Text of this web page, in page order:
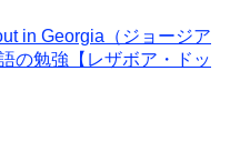
in Georgia（ジョージア
の勉強【レザボア・ドッ